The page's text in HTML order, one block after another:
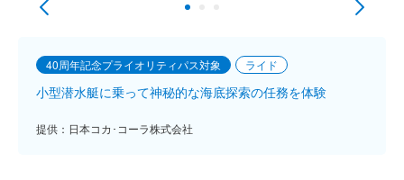
40周年記念プライオリティパス対象 ライド
小型潜水艇に乗って神秘的な海底探索の任務を体験
提供：日本コカ･コーラ株式会社